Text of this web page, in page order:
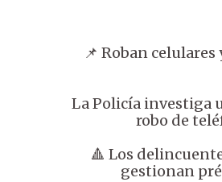
📌 Roban
La Policía investiga
robo de
🔺 Los
gestionan